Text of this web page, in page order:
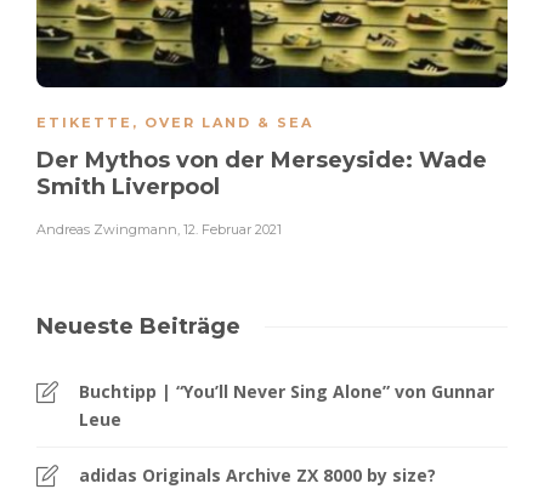
ETIKETTE , OVER LAND & SEA
Der Mythos von der Merseyside: Wade
Smith Liverpool
Andreas Zwingmann, 12. Februar 2021
Neueste Beiträge
Buchtipp | “You’ll Never Sing Alone” von Gunnar
Leue
adidas Originals Archive ZX 8000 by size?